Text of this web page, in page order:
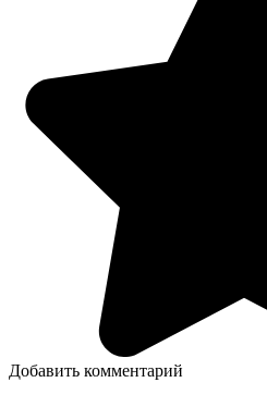
Добавить комментарий